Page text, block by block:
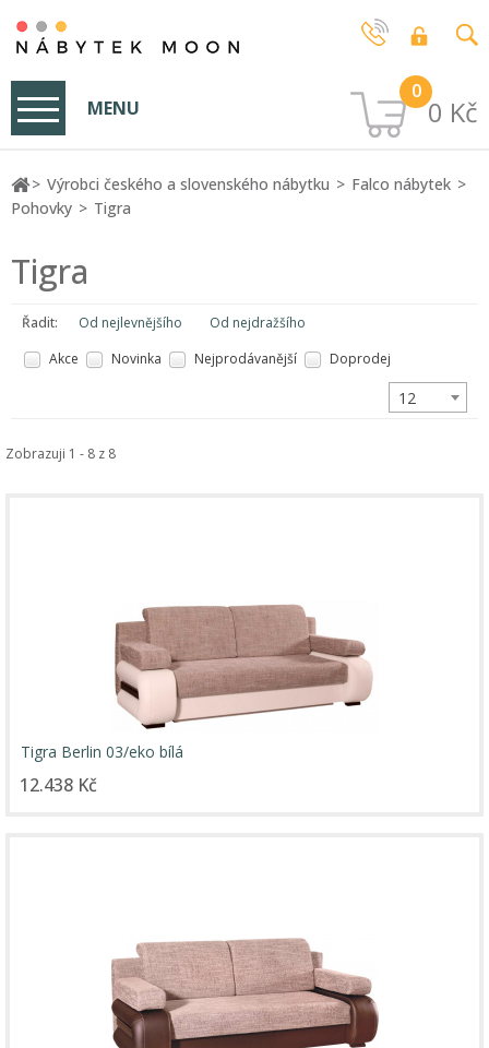
0
0 Kč
MENU
Výrobci českého a slovenského nábytku
Falco nábytek
Pohovky
Tigra
Tigra
Řadit: Od nejlevnějšího
Od nejdražšího
Akce
Novinka Nejprodávanější Doprodej
12
Zobrazuji 1 - 8 z 8
Tigra Berlin 03/eko bílá
12.438 Kč